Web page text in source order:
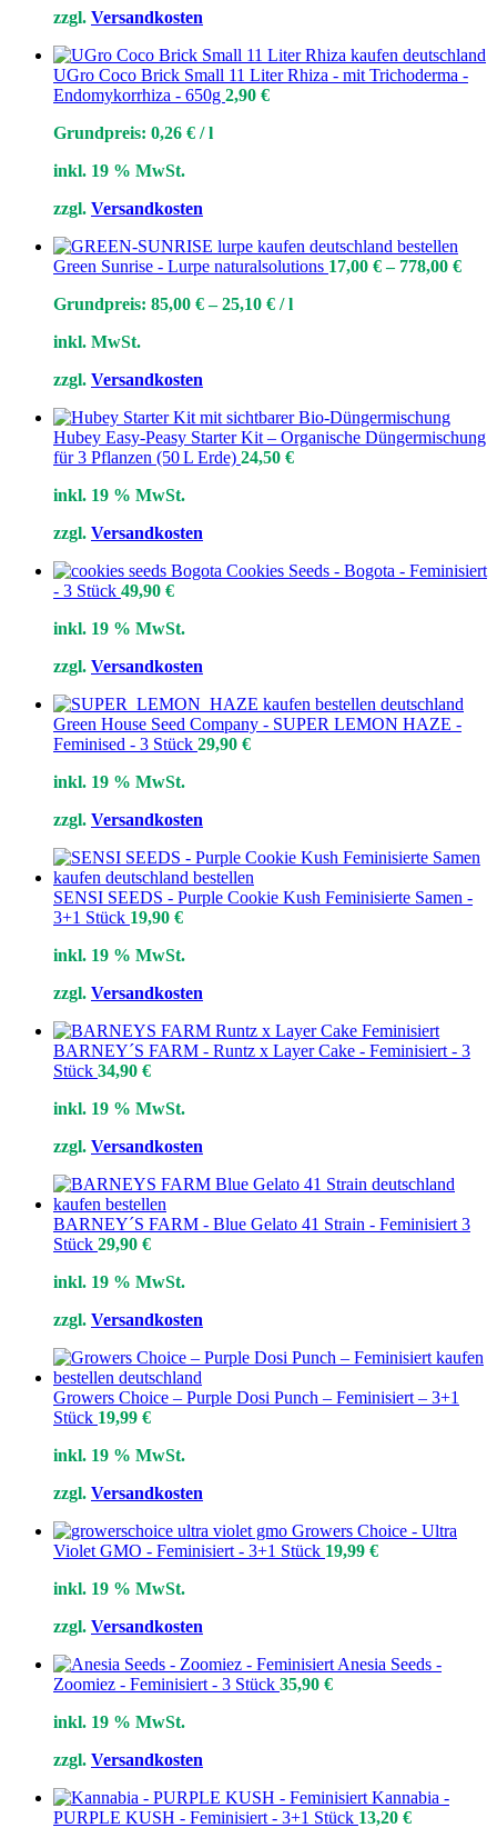
zzgl. Versandkosten
UGro Coco Brick Small 11 Liter Rhiza - mit Trichoderma -
Endomykorrhiza - 650g 2,90 €
Grundpreis: 0,26 € /l
inkl. 19 % MwSt.
zzgl. Versandkosten
Green Sunrise - Lurpe naturalsolutions 17,00 €– 778,00 €
Grundpreis: 85,00 €–25,10 € /l
inkl. MwSt.
zzgl. Versandkosten
Hubey Easy‑Peasy Starter Kit – Organische Düngermischung
für 3 Pflanzen (50 L Erde) 24,50 €
inkl. 19 % MwSt.
zzgl. Versandkosten
Cookies Seeds - Bogota - Feminisiert
- 3 Stück 49,90 €
inkl. 19 % MwSt.
zzgl. Versandkosten
Green House Seed Company - SUPER LEMON HAZE -
Feminised - 3 Stück 29,90 €
inkl. 19 % MwSt.
zzgl. Versandkosten
SENSI SEEDS - Purple Cookie Kush Feminisierte Samen -
3+1 Stück 19,90 €
inkl. 19 % MwSt.
zzgl. Versandkosten
BARNEY´S FARM - Runtz x Layer Cake - Feminisiert - 3
Stück 34,90 €
inkl. 19 % MwSt.
zzgl. Versandkosten
BARNEY´S FARM - Blue Gelato 41 Strain - Feminisiert 3
Stück 29,90 €
inkl. 19 % MwSt.
zzgl. Versandkosten
Growers Choice – Purple Dosi Punch – Feminisiert – 3+1
Stück 19,99 €
inkl. 19 % MwSt.
zzgl. Versandkosten
Growers Choice - Ultra
Violet GMO - Feminisiert - 3+1 Stück 19,99 €
inkl. 19 % MwSt.
zzgl. Versandkosten
Anesia Seeds -
Zoomiez - Feminisiert - 3 Stück 35,90 €
inkl. 19 % MwSt.
zzgl. Versandkosten
Kannabia -
PURPLE KUSH - Feminisiert - 3+1 Stück 13,20 €